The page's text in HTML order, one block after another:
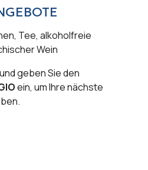
Tee, alkoholfreie
Wein
geben Sie den
ein, um Ihre nächste